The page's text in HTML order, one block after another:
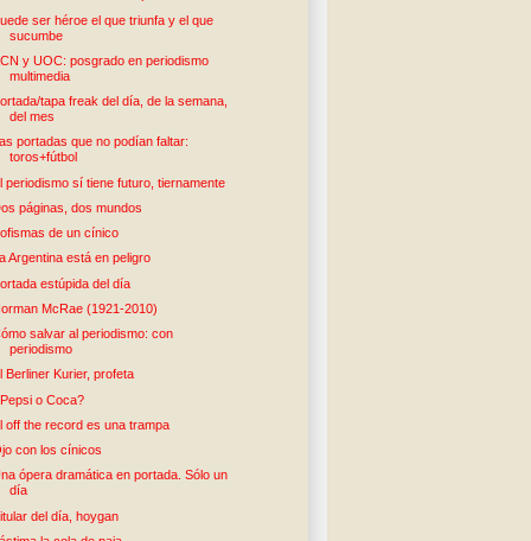
ser héroe el que triunfa y el que
sucumbe
y UOC: posgrado en periodismo
multimedia
tapa freak del día, de la semana,
del mes
Las portadas que no podían faltar:
toros+fútbol
periodismo sí tiene futuro, tiernamente
páginas, dos mundos
de un cínico
La Argentina está en peligro
estúpida del día
McRae (1921-2010)
salvar al periodismo: con
periodismo
Berliner Kurier, profeta
o Coca?
off the record es una trampa
con los cínicos
ópera dramática en portada. Sólo un
día
del día, hoygan